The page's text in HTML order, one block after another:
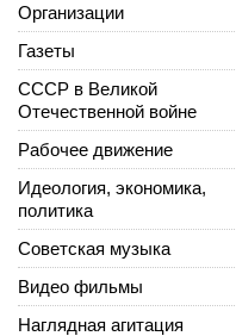
Организации
Газеты
СССР в Великой
Отечественной войне
Рабочее движение
Идеология, экономика,
политика
Советская музыка
Видео фильмы
Наглядная агитация